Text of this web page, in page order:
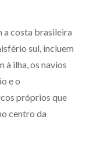
a costa brasileira
sul, incluem
à ilha, os navios
e o
próprios que
centro da